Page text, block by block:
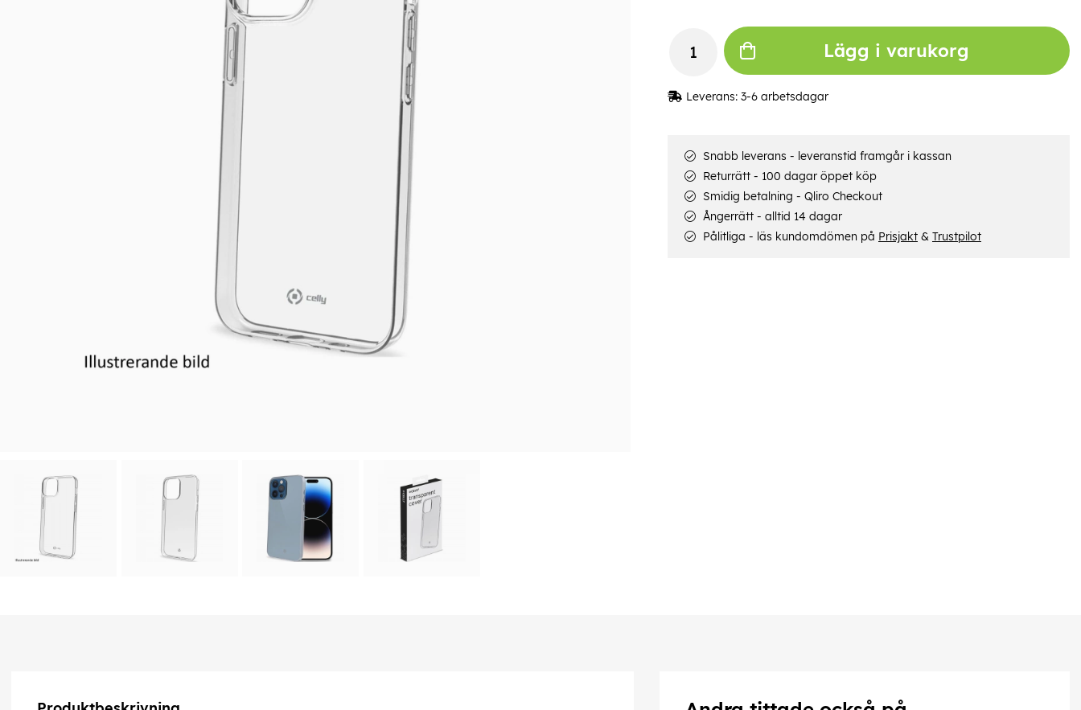
Lägg i varukorg
Leverans: 3-6 arbetsdagar
Snabb leverans - leveranstid framgår i kassan
Returrätt - 100 dagar öppet köp
Smidig betalning - Qliro Checkout
Ångerrätt - alltid 14 dagar
Pålitliga - läs kundomdömen på Prisjakt& Trustpilot